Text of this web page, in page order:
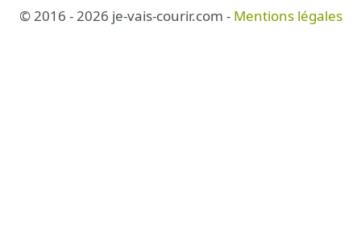
© 2016 - 2026 je-vais-courir.com - Mentions légales